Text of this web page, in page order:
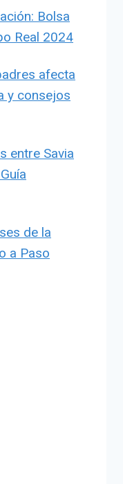
Bolsa
Real 2024
afecta
y consejos
entre Savia
de la
a Paso